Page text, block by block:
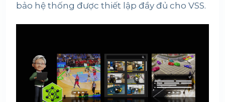
bảo hệ thống được thiết lập đầy đủ cho VSS.